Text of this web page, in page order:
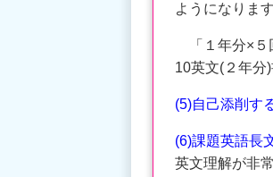
ようになります
「１年分×５
10英文(２年分)
(5)自己添削す
(6)課題英語長
英文理解が非